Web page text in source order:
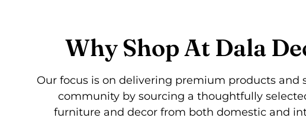
Why Shop At Dala
Our focus is on delivering premium products and
community by sourcing a thoughtfully
furniture and decor from both domestic and